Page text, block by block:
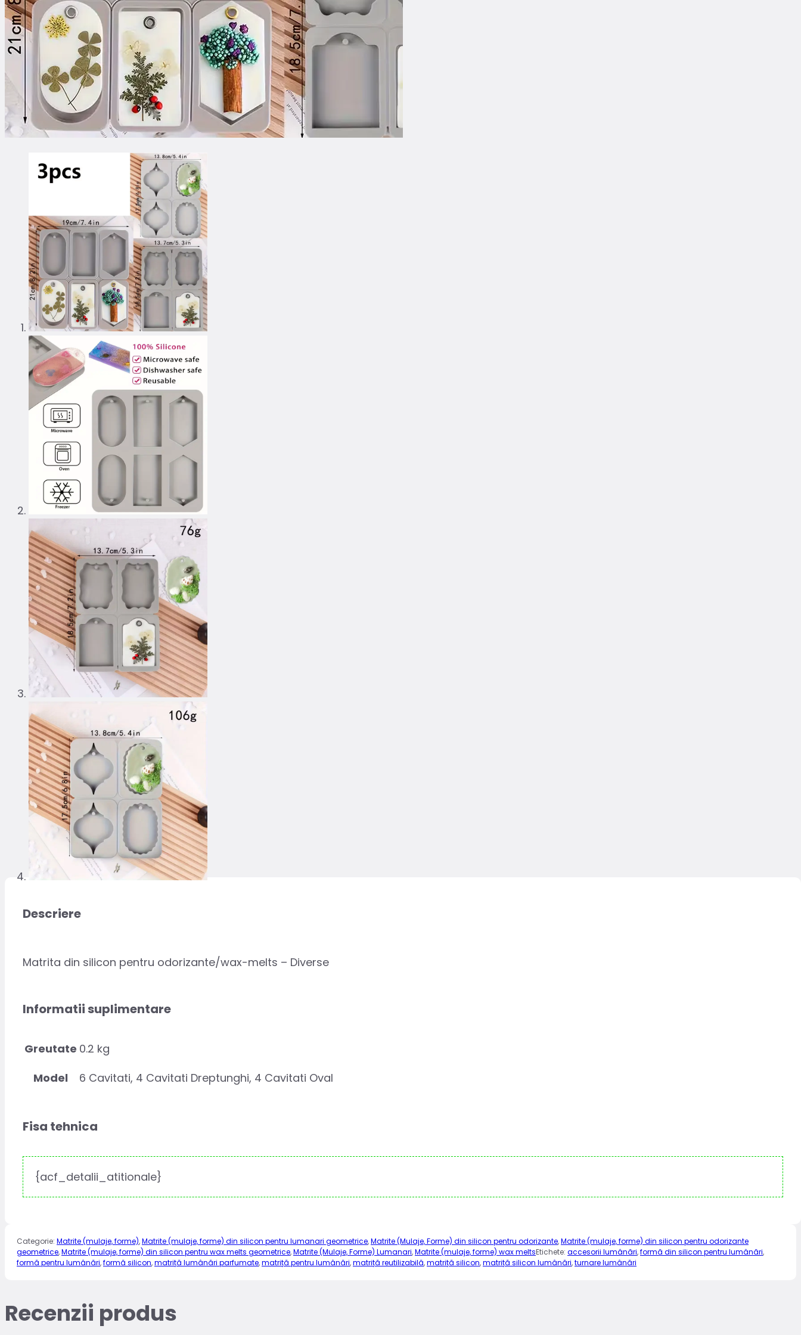
Descriere
Matrita din silicon pentru odorizante/wax-melts – Diverse
Informatii suplimentare
Greutate 0.2 kg
Model
6 Cavitati, 4 Cavitati Dreptunghi, 4 Cavitati Oval
Fisa tehnica
{acf_detalii_atitionale}
Categorie: Matrite (mulaje, forme),Matrite (mulaje, forme) din silicon pentru lumanari geometrice,Matrite (Mulaje, Forme) din silicon pentru odorizante,Matrite (mulaje, forme) din silicon pentru odorizante
geometrice,Matrite (mulaje, forme) din silicon pentru wax melts geometrice,Matrite (Mulaje, Forme) Lumanari,Matrite (mulaje, forme) wax meltsEtichete: accesorii lumânări,formă din silicon pentru lumânări,
formă pentru lumânări,formă silicon,matriță lumânări parfumate,matriță pentru lumânări,matriță reutilizabilă,matriță silicon,matriță silicon lumânări,turnare lumânări
Recenzii produs